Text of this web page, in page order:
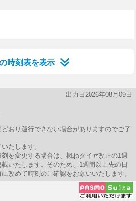
時刻表を表示
出力日2026年08月09日
おり運行できない場合がありますのでご了
たします。
を変更する場合は、概ねダイヤ改正の1週
いたします。そのため、1週間以上先の日
改めて時刻のご確認をお願いいたします。